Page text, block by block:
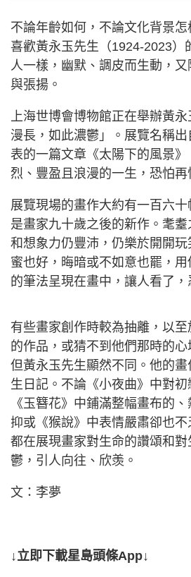
不論年齡如何，不論文化背景
喜歡黃永玉先生（1924-2023）
人一樣，幽默、調皮而生動，
與張揚。
上海世博會博物館正在舉辦黃
漫長，如此濃鬱」。展覽名稱
表的一篇文章《太陽下的風景
烈、豐盈且浪漫的一生，恐怕再
展覽現場的畫作大約有一百六
是畫家九十歲之後的新作。耄
和想象力仍豐沛，仍樂於開開
蜜也好，晦暗或不如意也罷，
的筆法呈現在畫中，讓人看了，
有些畫家創作時較為抽離，以
的作品，或猜不到他們那時的心
但黃永玉先生顯然不同。他的
生日記。不論《小夜曲》中對
《玉簪花》中鋪滿整幅畫布的
抑或《猴說》中表情嚴肅卻也不
都在展現畫家對生命的讚頌和
鬱，引人向往、欣羡。
文：李夢
↓立即下載星島頭條App↓